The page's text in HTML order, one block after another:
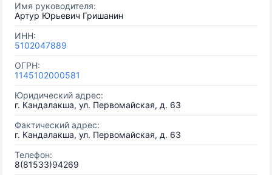
Имя руководителя:
Артур Юрьевич Гришанин
ИНН:
5102047889
ОГРН:
1145102000581
Юридический адрес:
г. Кандалакша, ул. Первомайская, д. 63
Фактический адрес:
г. Кандалакша, ул. Первомайская, д. 63
Телефон:
8(81533)94269